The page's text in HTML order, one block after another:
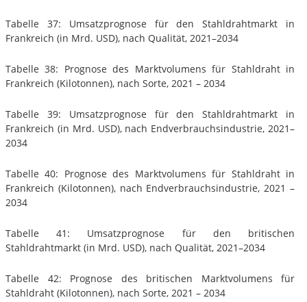
Tabelle 37: Umsatzprognose für den Stahldrahtmarkt in
Frankreich (in Mrd. USD), nach Qualität, 2021–2034
Tabelle 38: Prognose des Marktvolumens für Stahldraht in
Frankreich (Kilotonnen), nach Sorte, 2021 – 2034
Tabelle 39: Umsatzprognose für den Stahldrahtmarkt in
Frankreich (in Mrd. USD), nach Endverbrauchsindustrie, 2021–
2034
Tabelle 40: Prognose des Marktvolumens für Stahldraht in
Frankreich (Kilotonnen), nach Endverbrauchsindustrie, 2021 –
2034
Tabelle 41: Umsatzprognose für den britischen
Stahldrahtmarkt (in Mrd. USD), nach Qualität, 2021–2034
Tabelle 42: Prognose des britischen Marktvolumens für
Stahldraht (Kilotonnen), nach Sorte, 2021 – 2034